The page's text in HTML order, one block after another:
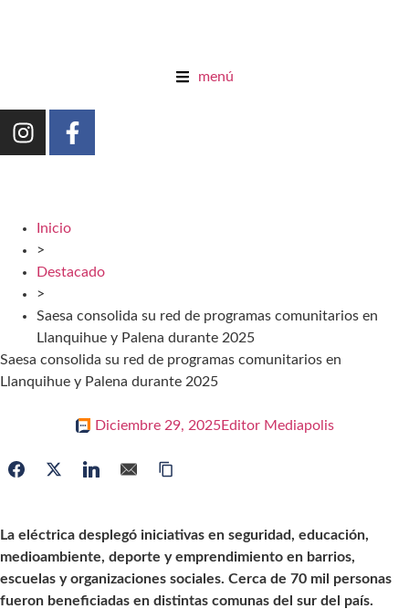
menú
Inicio
>
Destacado
>
Saesa consolida su red de programas comunitarios en
Llanquihue y Palena durante 2025
Saesa consolida su red de programas comunitarios en
Llanquihue y Palena durante 2025
Diciembre 29, 2025Editor Mediapolis
La eléctrica desplegó iniciativas en seguridad, educación,
medioambiente, deporte y emprendimiento en barrios,
escuelas y organizaciones sociales. Cerca de 70 mil personas
fueron beneficiadas en distintas comunas del sur del país.